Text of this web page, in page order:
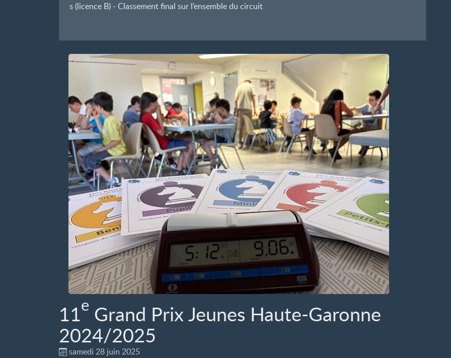
s (licence B) - Classement final sur l’ensemble du circuit
11e Grand Prix Jeunes Haute-Garonne
2024/2025
samedi 28 juin 2025